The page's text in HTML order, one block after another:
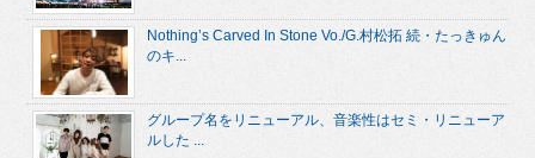
Nothing’s Carved In Stone Vo./G.村松拓 続・たっきゅん
のキ...
グループ名をリニューアル、音楽性はセミ・リニューア
ルした ...